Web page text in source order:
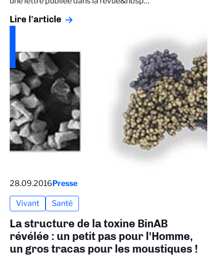
Lire l'article
28.09.2016Presse
Vivant Santé
La structure de la toxine BinAB
révélée : un petit pas pour l'Homme,
un gros tracas pour les moustiques !